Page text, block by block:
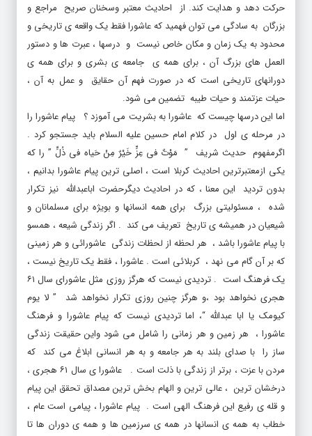
بزرگان به سادگی می توان فهمید که عاشورا فقط یک واقعه ی تاریخی و
محدود به یک زمان و مکان خاص نیست و درسها ، عبرت ها و دستور
العمل های بزرگ آن ، برای همه ی جامعه ی بشری و برای همه ی
دورانهای تاریخی است که در صورت فهم آن حقایق و عمل به آن ،
حیات عزتمند و حیات طیبه تضمین می شود.
اما این درسها چیست که عاشورا به بشریت می آموزد ؟ پیام عاشورا را
در مرحله ی اول در کلام امام حسین علیه السلام باید جستجو کرد .
اگرمفهوم حدیث شریف ” مَوْتٌ فی عِزٍّ خَیْرٌ مِنْ حَیاه فی ذُلٍّ ” را که
یکی ازمعتبرترین احادیث کربلا است ، اصلی ترین پیام عاشورا بدانیم ،
بدون تردید این معنا ، که در احادیث دیگرحضرت اباعبدالله نیز تکرار
شده ، مسئولیتی بزرگ برای همه انسانها و بویژه برای مسلمانان و
شیعیان در همیشه ی تاریخ تعریف می کند . اگر زندگی شیعه ، همسو
با پیام عاشورا باشد ، هر لحظه از لحظات زندگی عاشورائی و هر زمینی
که بر آن گام می نهد ، کربلائی است . عاشورا ، فقط یک تاریخ نیست ،
یک فرهنگ است . تردیدی نیست که هرگز روزی مثل عاشورای سال ۶۱
هجری نخواهد بود ،و هرگز چنین روزی تکرار نخواهد شد ” لا یوم
کیومک یا ابا عبدالله “، اما تردیدی نیست که پیام عاشورا و فرهنگ
عاشورا ، هر زمین و هر زمانی را شامل می شود واین حقیقت زندگی
ساز را با صدای بلند به هر جامعه و به هر انسانی ابلاغ می کند که
مردن با عزت ، برتر از زندگی با ذلت است . عاشورا ی سال ۶۱ هجری ،
درخشان ترین ، عالی ترین و الهام بخش ترین مصداق تحقق این پیام
و قله ی رفیع این فرهنگ الهی است . پیام عاشورا ، پیامی است عام ،
خطاب به همه ی انسانها در همه ی سرزمین ها و همه ی دوران ها تا
کسی به بهانه ی قلت عِده و عُده ، در برابر ستمگران و ابر قدرت ها زانو